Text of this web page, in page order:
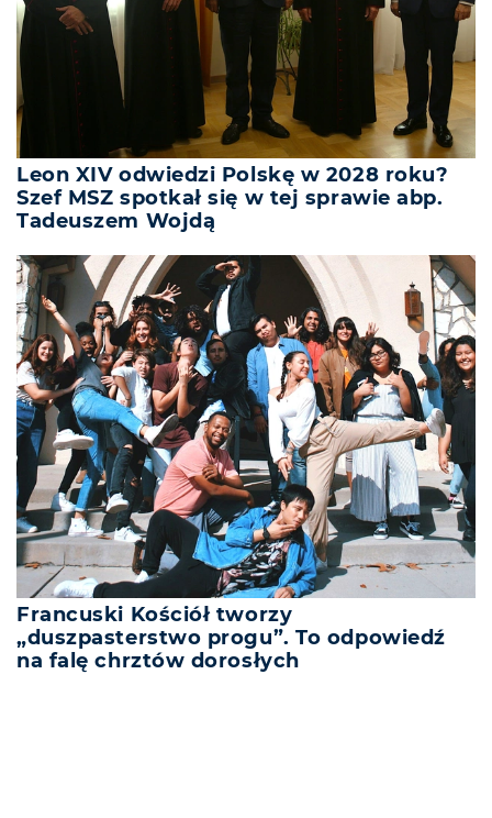
Leon XIV odwiedzi Polskę w 2028 roku?
Szef MSZ spotkał się w tej sprawie abp.
Tadeuszem Wojdą
Francuski Kościół tworzy
„duszpasterstwo progu”. To odpowiedź
na falę chrztów dorosłych